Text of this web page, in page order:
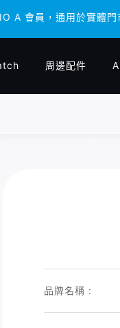
會員，通用於實體
會員，通用於實體
周邊配件
品牌名稱 :